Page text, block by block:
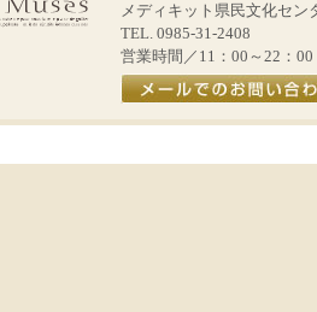
メディキット県民文化セン
TEL. 0985-31-2408
営業時間／11：00～22：